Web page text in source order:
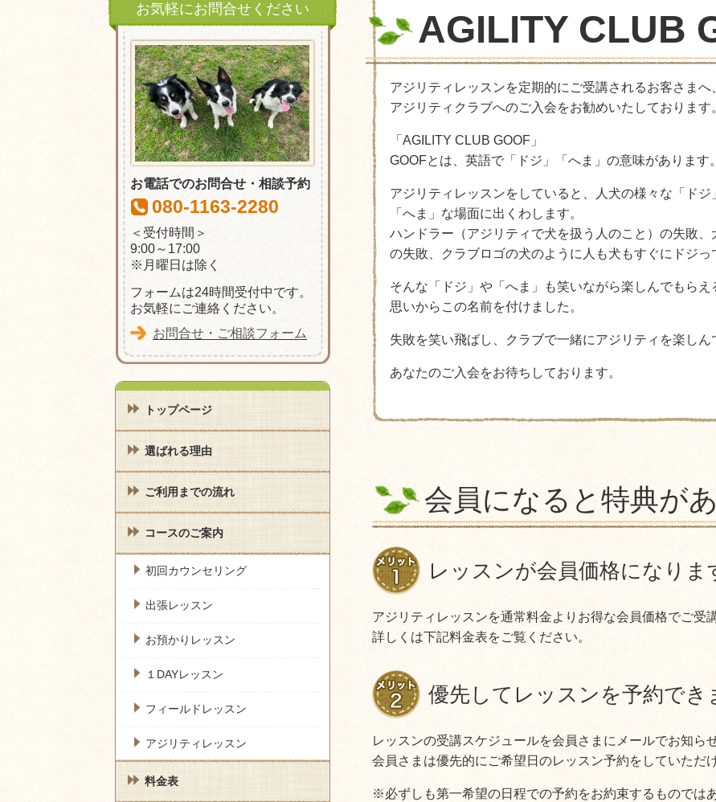
AGILITY CLUB
アジリティレッスンを定期的にご受講されるお客さまへ
アジリティクラブへのご入会をお勧めいたしております
「AGILITY CLUB GOOF」
GOOFとは、英語で「ドジ」「へま」の意味があります。
アジリティレッスンをしていると、人犬の様々な「ドジ
「へま」な場面に出くわします。
ハンドラー（アジリティで犬を扱う人のこと）の失敗、
の失敗、クラブロゴの犬のように人も犬もすぐにドジっ
そんな「ドジ」や「へま」も笑いながら楽しんでもら
思いからこの名前を付けました。
失敗を笑い飛ばし、クラブで一緒にアジリティを楽しん
あなたのご入会をお待ちしております。
会員になると特典が
レッスンが会員価格になりま
アジリティレッスンを通常料金よりお得な会員価格でご受
詳しくは下記料金表をご覧ください。
優先してレッスンを予約でき
レッスンの受講スケジュールを会員さまにメールでお知ら
会員さまは優先的にご希望日のレッスン予約をしていただけ
※必ずしも第一希望の日程での予約をお約束するものでは
お気軽にお問合せください
お電話でのお問合せ・相談予約
080-1163-2280
＜受付時間＞
9:00～17:00
※月曜日は除く
フォームは24時間受付中です。
お気軽にご連絡ください。
お問合せ・ご相談フォーム
トップページ
選ばれる理由
ご利用までの流れ
コースのご案内
初回カウンセリング
出張レッスン
お預かりレッスン
１DAYレッスン
フィールドレッスン
アジリティレッスン
料金表